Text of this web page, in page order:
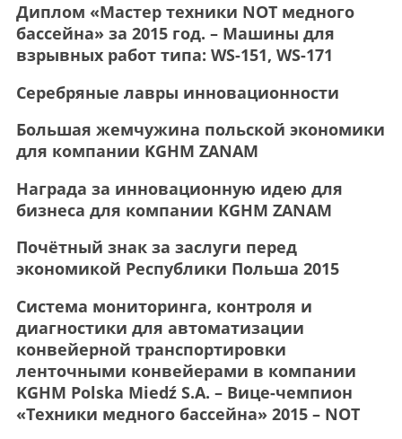
Диплом «Мастер техники NOT медного
бассейна» за 2015 год. – Машины для
взрывных работ типа: WS-151, WS-171
Серебряные лавры инновационности
Большая жемчужина польской экономики
для компании KGHM ZANAM
Награда за инновационную идею для
бизнеса для компании KGHM ZANAM
Почётный знак за заслуги перед
экономикой Республики Польша 2015
Система мониторинга, контроля и
диагностики для автоматизации
конвейерной транспортировки
ленточными конвейерами в компании
KGHM Polska Miedź S.A. – Вице-чемпион
«Техники медного бассейна» 2015 – NOT